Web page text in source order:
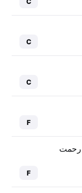
C
C
F
رحمت
F